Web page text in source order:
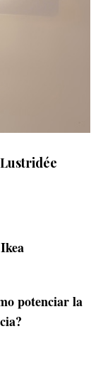
potenciar la